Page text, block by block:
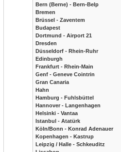
Bern (Berne) - Bern-Belp
Bremen
Brüssel - Zaventem
Budapest
Dortmund - Airport 21
Dresden
Düsseldorf - Rhein-Ruhr
Edinburgh
Frankfurt - Rhein-Main
Genf - Geneve Cointrin
Gran Canaria
Hahn
Hamburg - Fuhlsbüttel
Hannover - Langenhagen
Helsinki - Vantaa
Istanbul - Atatürk
Köln/Bonn - Konrad Adenauer
Kopenhagen - Kastrup
Leipzig / Halle - Schkeuditz